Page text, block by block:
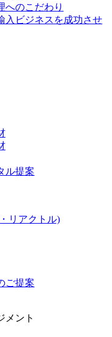
へのこだわり
入ビジネスを成功させ
ル提案
リアクトル)
ご提案
メント